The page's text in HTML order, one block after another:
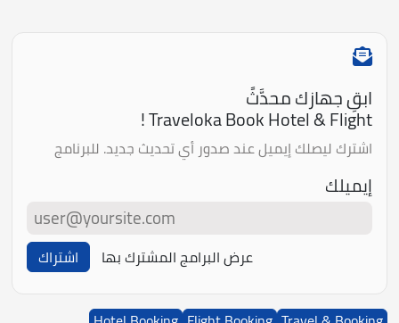
ابقِ جهازك محدَّثً
Traveloka Book Hotel & Flight !
اشترك ليصلك إيميل عند صدور أي تحديث جديد. للبرنامج
إيميلك
عرض البرامج المشترك بها اشتراك